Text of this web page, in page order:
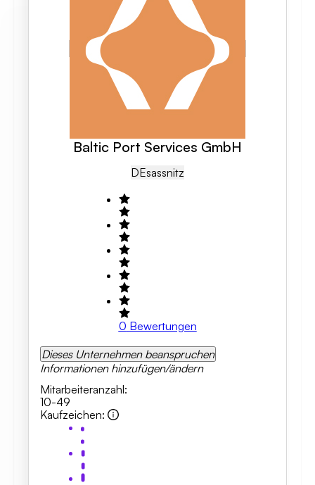
Baltic Port Services GmbH
DESassnitz
0 Bewertungen
Dieses Unternehmen beanspruchen
Informationen hinzufügen/ändern
Mitarbeiteranzahl:
10-49
Kaufzeichen: